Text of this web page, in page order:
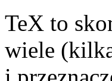
TeX to
wiele